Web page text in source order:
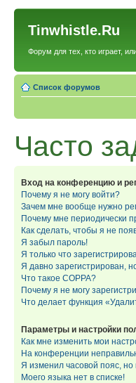
Tinwhistle.Ru
Форум для тех, кто играет,
Список форумов
Часто
Вход на конференцию и
Почему я не могу войти?
Зачем мне вообще нужно
Почему мне периодически
Как сделать, чтобы я не
Я забыл пароль!
Я только что
Я давно зарегистрирован,
Что такое COPPA?
Почему я не могу
Что делает функция
Параметры и настройки
Как мне изменить мои
На конференции
Я изменил часовой пояс,
Моего языка нет в списке!